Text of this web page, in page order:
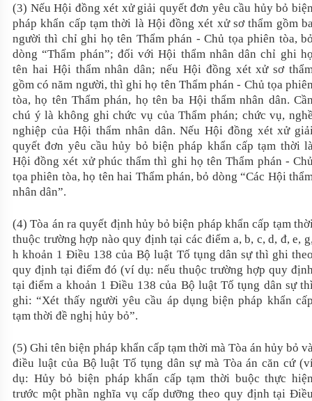
(3) Nếu Hội đồng xét xử giải quyết đơn yêu cầu hủy bỏ
pháp khẩn cấp tạm thời là Hội đồng xét xử sơ thẩm gồm
người thì chỉ ghi họ tên Thẩm phán - Chủ tọa phiên tòa,
dòng “Thẩm phán”; đối với Hội thẩm nhân dân chỉ ghi
tên hai Hội thẩm nhân dân; nếu Hội đồng xét xử sơ
gồm có năm người, thì ghi họ tên Thẩm phán - Chủ tọa
tòa, họ tên Thẩm phán, họ tên ba Hội thẩm nhân dân.
chú ý là không ghi chức vụ của Thẩm phán; chức vụ,
nghiệp của Hội thẩm nhân dân. Nếu Hội đồng xét xử
quyết đơn yêu cầu hủy bỏ biện pháp khẩn cấp tạm thời
Hội đồng xét xử phúc thẩm thì ghi họ tên Thẩm phán -
tọa phiên tòa, họ tên hai Thẩm phán, bỏ dòng “Các Hội
nhân dân”.
(4) Tòa án ra quyết định hủy bỏ biện pháp khẩn cấp tạm
thuộc trường hợp nào quy định tại các điểm a, b, c, d, đ, e,
h khoản 1 Điều 138 của Bộ luật Tố tụng dân sự thì ghi
quy định tại điểm đó (ví dụ: nếu thuộc trường hợp quy
tại điểm a khoản 1 Điều 138 của Bộ luật Tố tụng dân sự
ghi: “Xét thấy người yêu cầu áp dụng biện pháp khẩn
tạm thời đề nghị hủy bỏ”.
(5) Ghi tên biện pháp khẩn cấp tạm thời mà Tòa án hủy bỏ
điều luật của Bộ luật Tố tụng dân sự mà Tòa án căn cứ
dụ: Hủy bỏ biện pháp khẩn cấp tạm thời buộc thực
trước một phần nghĩa vụ cấp dưỡng theo quy định tại